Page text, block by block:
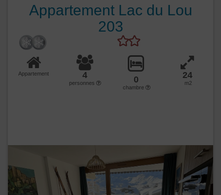
Appartement Lac du Lou
203
Appartement 4
personnes 0
chambre
24
m2